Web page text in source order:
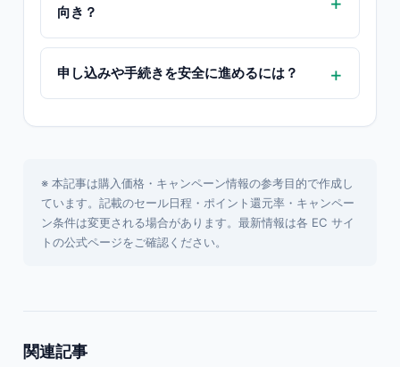
向き？
申し込みや手続きを安全に進めるには？
※ 本記事は購入価格・キャンペーン情報の参考目的で作成し
ています。記載のセール日程・ポイント還元率・キャンペー
ン条件は変更される場合があります。最新情報は各 EC サイ
トの公式ページをご確認ください。
関連記事